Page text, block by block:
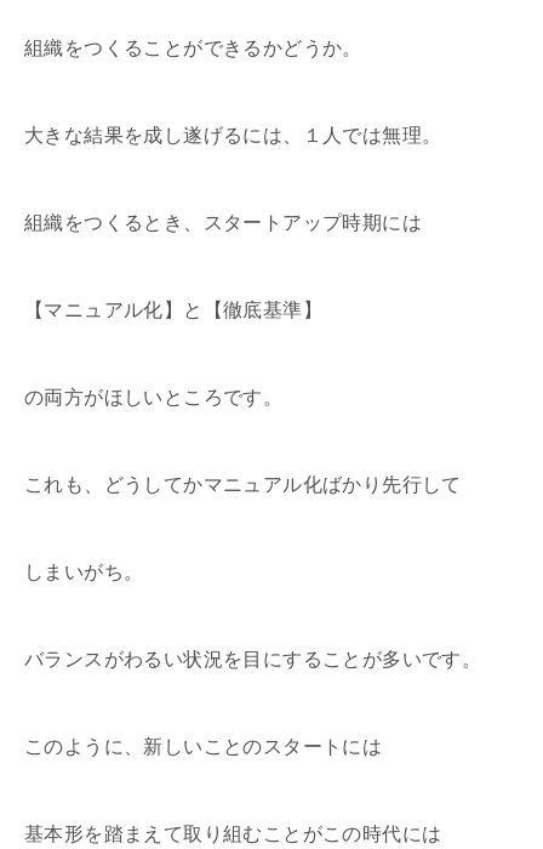
組織をつくることができるかどうか。
大きな結果を成し遂げるには、１人では無理。
組織をつくるとき、スタートアップ時期には
【マニュアル化】と【徹底基準】
の両方がほしいところです。
これも、どうしてかマニュアル化ばかり先行して
しまいがち。
バランスがわるい状況を目にすることが多いです。
このように、新しいことのスタートには
基本形を踏まえて取り組むことがこの時代には